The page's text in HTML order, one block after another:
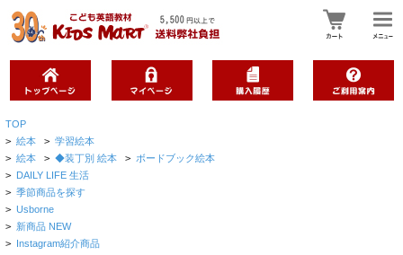
TOP
> 絵本 > 学習絵本
> 絵本 > ◆装丁別 絵本 > ボードブック絵本
> DAILY LIFE 生活
> 季節商品を探す
> Usborne
> 新商品 NEW
> Instagram紹介商品